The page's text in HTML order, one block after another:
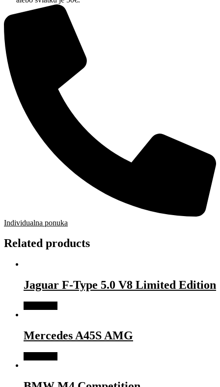
Individualna ponuka
Related products
Jaguar F-Type 5.0 V8 Limited Edition
Mercedes A45S AMG